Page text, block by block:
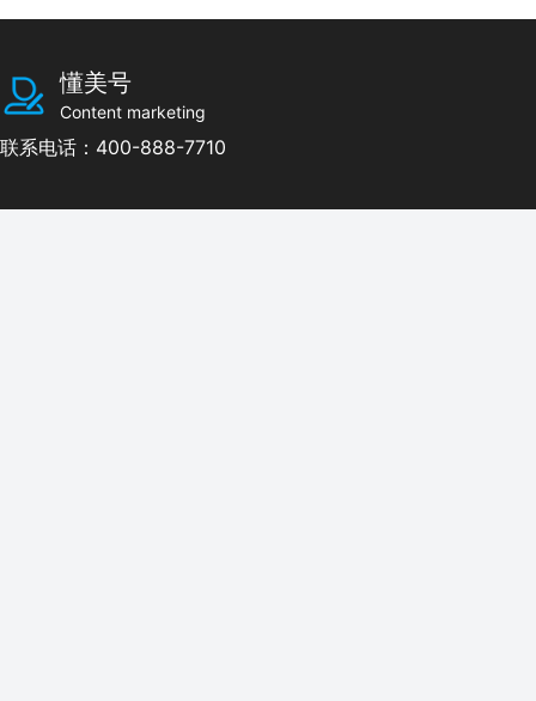
懂美号
Content marketing
联系电话：400-888-7710